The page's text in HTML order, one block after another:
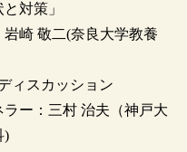
対策」
良大学教養
スカッション
治夫（神戸大
)